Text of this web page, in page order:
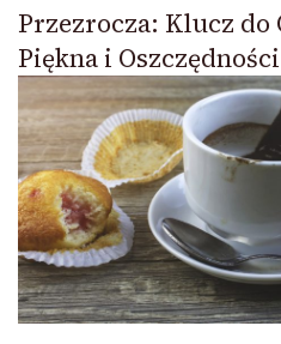
Przezrocza: Klucz do
Piękna i